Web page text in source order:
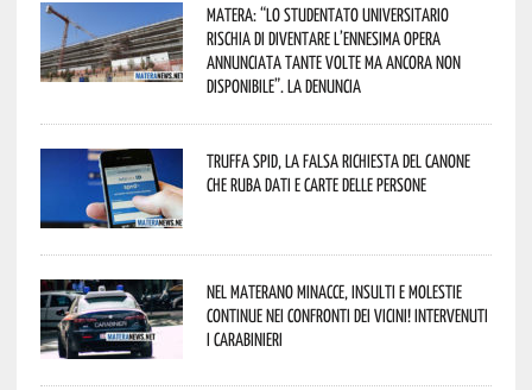
Matera: “Lo studentato universitario
rischia di diventare l’ennesima opera
annunciata tante volte ma ancora non
disponibile”. La denuncia
Truffa Spid, la falsa richiesta del canone
che ruba dati e carte delle persone
Nel materano minacce, insulti e molestie
continue nei confronti dei vicini! Intervenuti
i Carabinieri